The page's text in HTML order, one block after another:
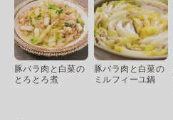
豚バラ肉と白菜の
とろとろ煮
豚バラ肉と白菜の
ミルフィーユ鍋